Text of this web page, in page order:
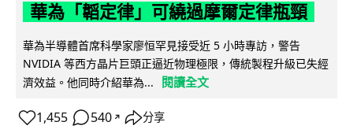
華為「韜定律」可繞過摩爾定律瓶頸
華為半導體首席科學家廖恒罕見接受近 5 小時專訪，警告
NVIDIA 等西方晶片巨頭正逼近物理極限，傳統製程升級已失經
濟效益。他同時介紹華為...
閱讀全文
1,455 540 ↗ 分享